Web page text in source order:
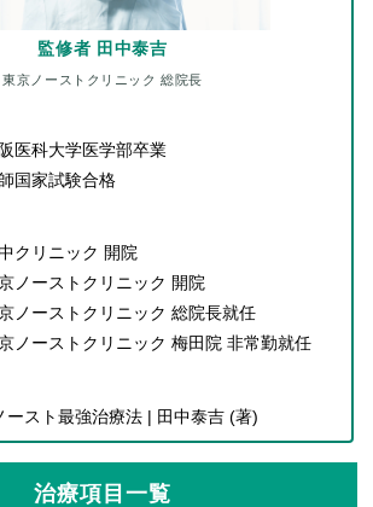
監修者 田中泰吉
東京ノーストクリニック 総院長
医科大学医学部卒業
国家試験合格
クリニック 開院
ノーストクリニック 開院
ノーストクリニック 総院長就任
ノーストクリニック 梅田院 非常勤就任
ースト最強治療法 | 田中泰吉 (著)
治療項目一覧